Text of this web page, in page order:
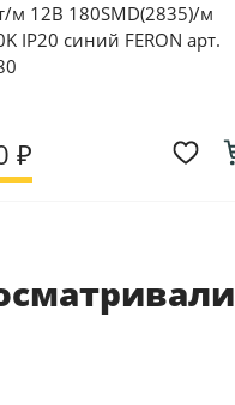
м 12В 180SMD(2835)/м
IP20 синий FERON арт.
₽